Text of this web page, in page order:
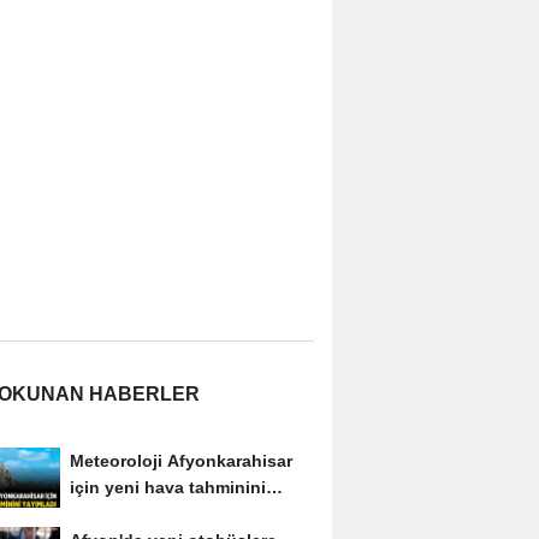
HABERLER
Meteoroloji Afyonkarahisar
için yeni hava tahminini